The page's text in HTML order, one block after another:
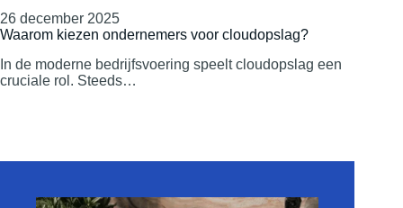
26 december 2025
Waarom kiezen ondernemers voor cloudopslag?
In de moderne bedrijfsvoering speelt cloudopslag een
cruciale rol. Steeds…